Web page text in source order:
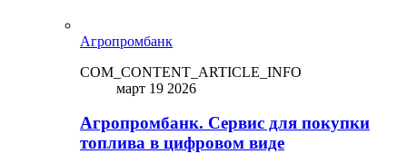
Агропромбанк
COM_CONTENT_ARTICLE_INFO
март 19 2026
Агропромбанк. Сервис для покупки
топлива в цифровом виде